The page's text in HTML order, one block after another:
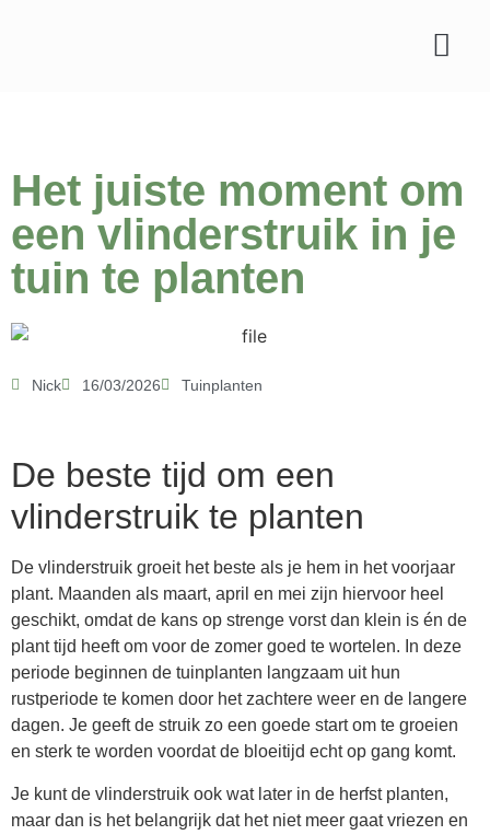
Het juiste moment om
een vlinderstruik in je
tuin te planten
Nick 16/03/2026 Tuinplanten
De beste tijd om een
vlinderstruik te planten
De vlinderstruik groeit het beste als je hem in het voorjaar
plant. Maanden als maart, april en mei zijn hiervoor heel
geschikt, omdat de kans op strenge vorst dan klein is én de
plant tijd heeft om voor de zomer goed te wortelen. In deze
periode beginnen de tuinplanten langzaam uit hun
rustperiode te komen door het zachtere weer en de langere
dagen. Je geeft de struik zo een goede start om te groeien
en sterk te worden voordat de bloeitijd echt op gang komt.
Je kunt de vlinderstruik ook wat later in de herfst planten,
maar dan is het belangrijk dat het niet meer gaat vriezen en